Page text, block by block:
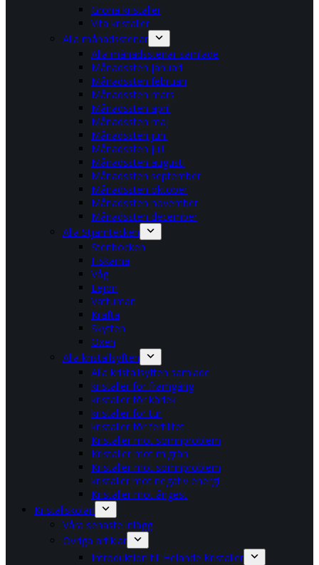
Gröna kristaller
Vita kristaller
Alla månadsstenar
Alla månadsstenar samlade
Månadssten januari
Månadssten februari
Månadssten mars
Månadssten april
Månadssten maj
Månadssten juni
Månadssten juli
Månadssten augusti
Månadssten september
Månadssten oktober
Månadssten november
Månadssten december
Alla Stjärntecken
Stenbocken
Fiskarna
Våg
Lejon
Vattuman
Kräfta
Skytten
Oxen
Alla kristallsyften
Alla kristallsyften samlade
kristaller för framgång
kristaller för kärlek
kristaller för tur
kristaller för fertilitet
Kristaller mot sömnproblem
Kristaller mot migrän
Kristaller mot sömnproblem
kristaller mot negativ energi
Kristaller mot ångest
Kristallskolan
Våra senaste inlägg
Övriga artiklar
Introduktion till Helande Kristaller